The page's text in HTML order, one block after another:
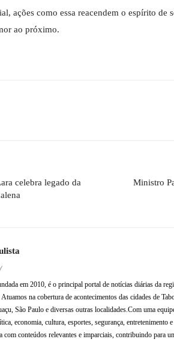
ações como essa reacendem o espírito de
ao próximo.
celebra legado da
Ministro
em 2010, é o principal portal de notícias diárias da
na cobertura de acontecimentos das cidades de
São Paulo e diversas outras localidades.Com uma
economia, cultura, esportes, segurança,
com conteúdos relevantes e imparciais, contribuindo para